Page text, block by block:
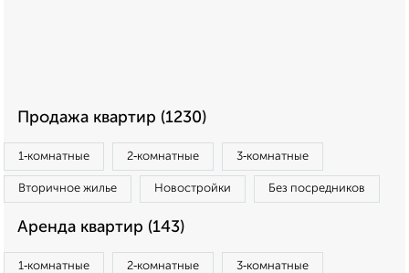
Продажа квартир (1230)
1‑комнатные 2‑комнатные 3‑комнатные
Вторичное жилье Новостройки Без посредников
Аренда квартир (143)
1‑комнатные 2‑комнатные 3‑комнатные